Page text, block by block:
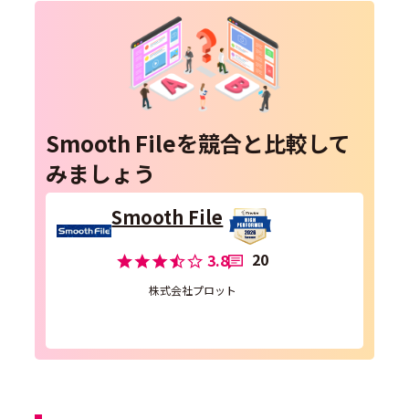
Smooth Fileを競合と比較して
みましょう
Smooth File
3.8 20
株式会社プロット